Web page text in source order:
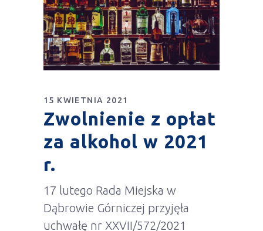
15 KWIETNIA 2021
Zwolnienie z opłat
za alkohol w 2021
r.
17 lutego Rada Miejska w
Dąbrowie Górniczej przyjęła
uchwałę nr XXVII/572/2021